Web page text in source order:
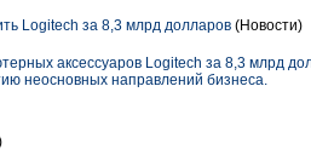
Logitech за 8,3 млрд долларов (Новости)
аксессуаров Logitech за 8,3 млрд
неосновных направлений бизнеса.